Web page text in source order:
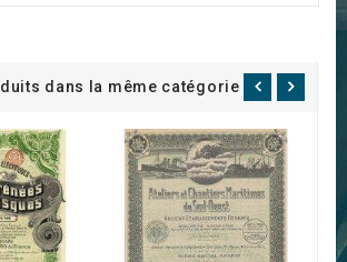
dans la même catégorie :